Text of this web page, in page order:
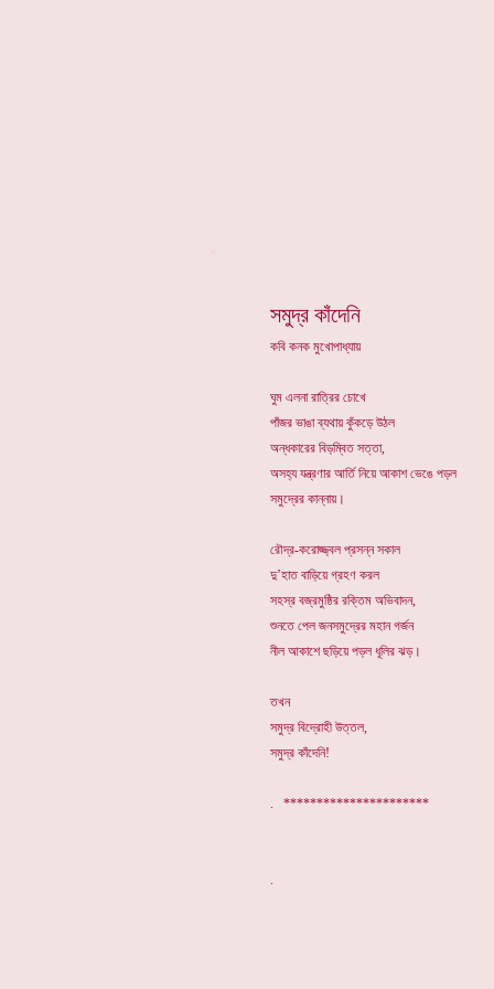
সমুদ্র কাঁদেনি
কবি কনক মুখোপাধ্যায়
ঘুম এলনা রাত্রির চোখে
পাঁজর ভাঙা ব্যথায় কুঁকড়ে উঠল
অন্ধকারের বিড়ম্বিত সত্তা,
অসহ্য যন্ত্রণার আর্তি নিয়ে আকাশ ভেঙে পড়ল
সমুদ্রের কান্নায়।
রৌদ্র-করোজ্জ্বল প্রসন্ন সকাল
দু’হাত বাড়িয়ে গ্রহণ করল
সহস্র বজ্রমুষ্ঠির রক্তিম অভিবাদন,
শুনতে পেল জনসমুদ্রের মহান গর্জন
নীল আকাশে ছড়িয়ে পড়ল ধূলির ঝড়।
তখন
সমুদ্র বিদ্রোহী উত্তল,
সমুদ্র কাঁদেনি!
. **********************